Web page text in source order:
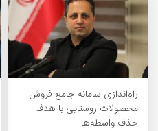
راه‌اندازی سامانه جامع فروش
محصولات روستایی با هدف
حذف واسطه‌ها